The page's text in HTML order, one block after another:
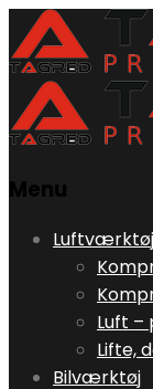
Menu
Skip
content
Luftværktøj
Luft –
Lifte,
Bilværktøj